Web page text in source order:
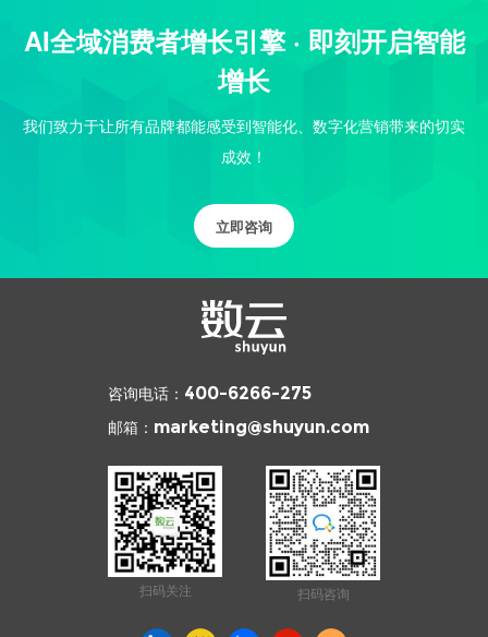
AI全域消费者增长引擎 · 即刻开启智能
增长
我们致力于让所有品牌都能感受到智能化、数字化营销带来的切实
成效！
立即咨询
咨询电话： 400-6266-275
邮箱： marketing@shuyun.com
扫码关注 扫码咨询